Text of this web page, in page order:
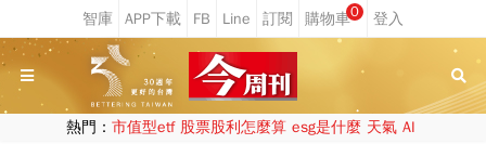
0
熱門： 市值型etf 股票股利怎麼算 esg是什麼 天氣 AI